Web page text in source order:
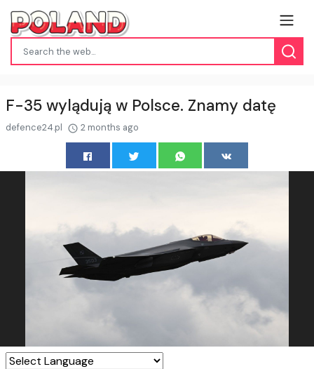
F-35 wylądują w Polsce. Znamy datę
defence24.pl 2 months ago